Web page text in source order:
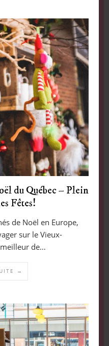
du Québec – Plein
Fêtes!
de Noël en Europe,
sur le Vieux-
de…
→